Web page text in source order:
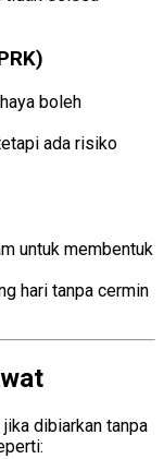
boleh
ada risiko
untuk membentuk
hari tanpa cermin
dibiarkan tanpa